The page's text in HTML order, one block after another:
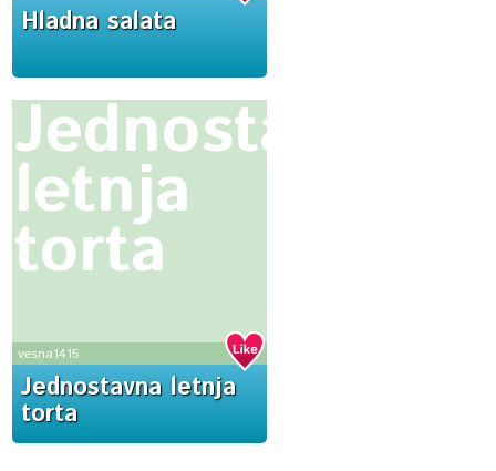
Hladna salata
Jednostavna
letnja
torta
vesna1415
Jednostavna letnja
torta